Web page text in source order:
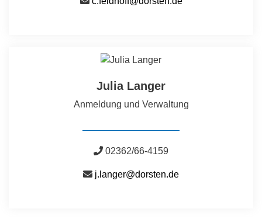
Julia Langer
Anmeldung und Verwaltung
02362/66-4159
j.langer@dorsten.de